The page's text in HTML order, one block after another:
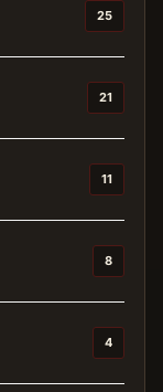
25
21
11
8
4